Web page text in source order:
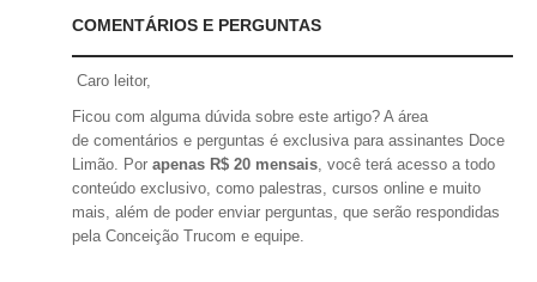
COMENTÁRIOS E PERGUNTAS
Caro leitor,
Ficou com alguma dúvida sobre este artigo? A área
de comentários e perguntas é exclusiva para assinantes Doce
Limão. Por apenas R$ 20 mensais, você terá acesso a todo
conteúdo exclusivo, como palestras, cursos online e muito
mais, além de poder enviar perguntas, que serão respondidas
pela Conceição Trucom e equipe.